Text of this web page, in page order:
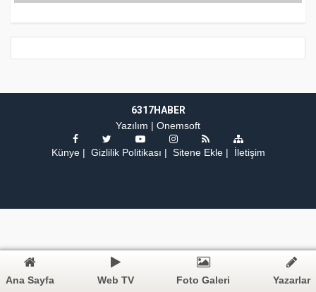
6317HABER
Yazılım | Onemsoft
Künye Gizlilik Politikası Sitene Ekle İletişim
Ana Sayfa Web TV Foto Galeri Yazarlar